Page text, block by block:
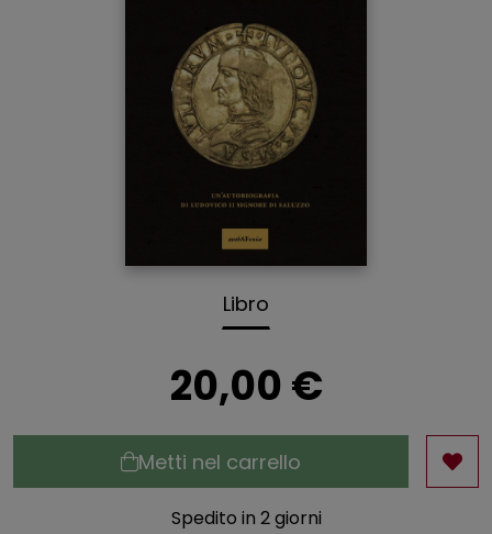
Libro
20,00 €
Metti nel carrello
Spedito in 2 giorni